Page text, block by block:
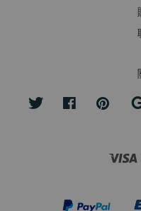
Twitter Facebook